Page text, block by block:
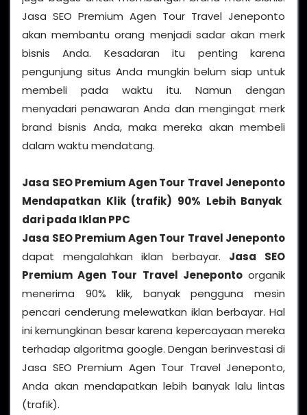
Jasa SEO Premium Agen Tour Travel Jeneponto
akan membantu orang menjadi sadar akan merk
bisnis Anda. Kesadaran itu penting karena
pengunjung situs Anda mungkin belum siap untuk
membeli pada waktu itu. Namun dengan
menyadari penawaran Anda dan mengingat merk
brand bisnis Anda, maka mereka akan membeli
dalam waktu mendatang.
Jasa SEO Premium Agen Tour Travel Jeneponto
Mendapatkan Klik (trafik) 90% Lebih Banyak
dari pada Iklan PPC
Jasa SEO Premium Agen Tour Travel Jeneponto
dapat mengalahkan iklan berbayar. Jasa SEO
Premium Agen Tour Travel Jenepontoorganik
menerima 90% klik, banyak pengguna mesin
pencari cenderung melewatkan iklan berbayar. Hal
ini kemungkinan besar karena kepercayaan mereka
terhadap algoritma google. Dengan berinvestasi di
Jasa SEO Premium Agen Tour Travel Jeneponto,
Anda akan mendapatkan lebih banyak lalu lintas
(trafik).